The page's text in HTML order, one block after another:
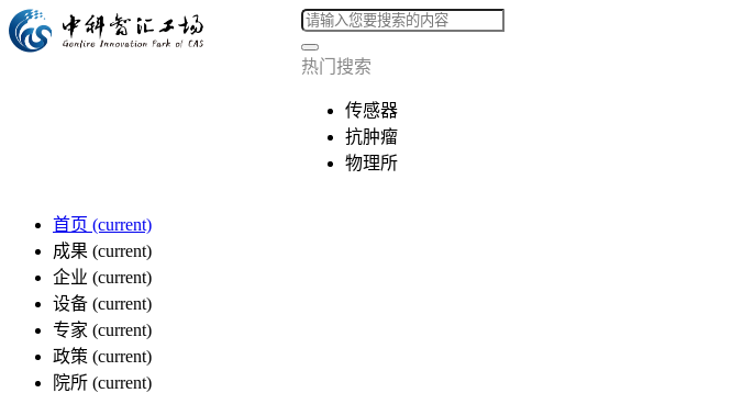
热门搜索
传感器
抗肿瘤
物理所
首页 (current)
成果 (current)
企业 (current)
设备 (current)
专家 (current)
政策 (current)
院所 (current)